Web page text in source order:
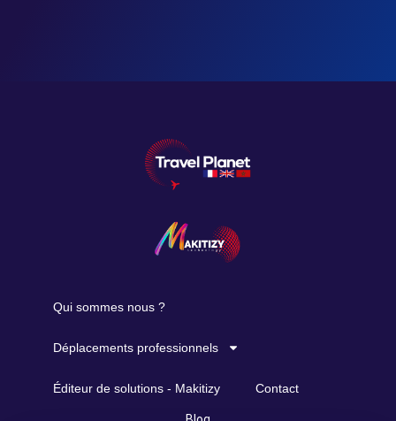
Qui sommes nous ?
Déplacements professionnels
Éditeur de solutions - Makitizy Contact